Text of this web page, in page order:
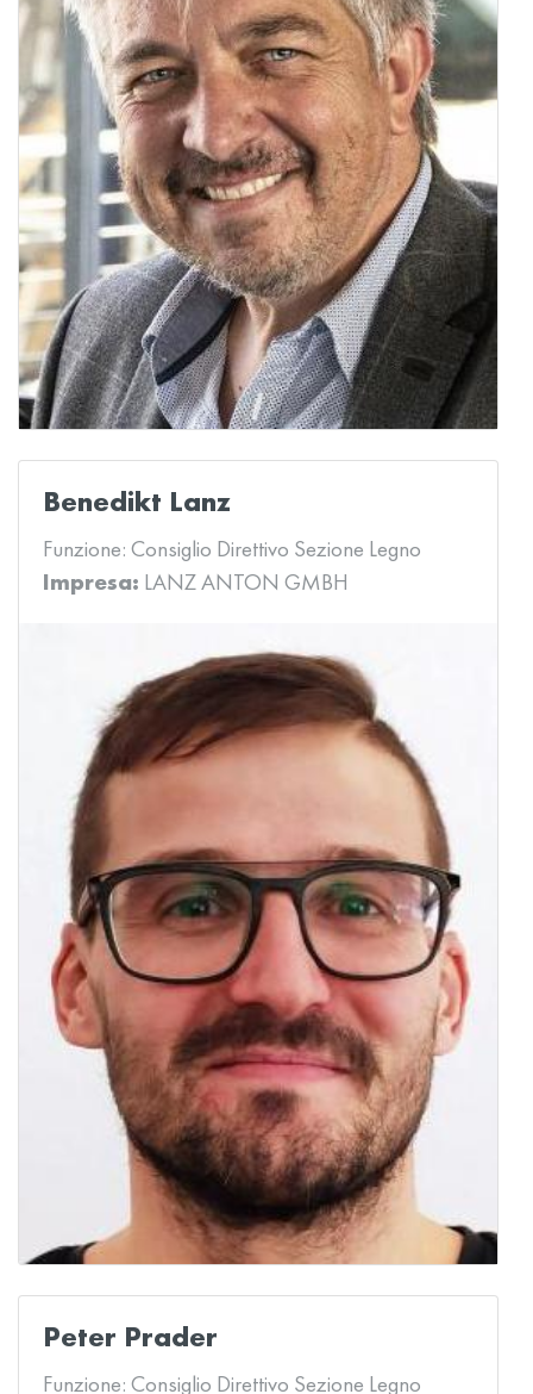
Benedikt Lanz
Funzione: Consiglio Direttivo Sezione Legno
Impresa: LANZ ANTON GMBH
Peter Prader
Funzione: Consiglio Direttivo Sezione Legno